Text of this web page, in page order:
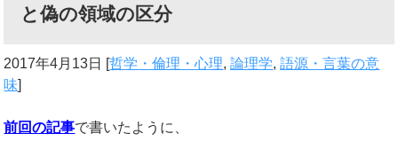
と偽の領域の区分
2017年4月13日 [哲学・倫理・心理,論理学,語源・言葉の意
味]
前回の記事で書いたように、